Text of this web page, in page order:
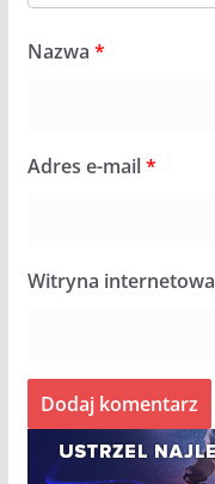
Nazwa *
Adres e-mail*
Witryna internetowa